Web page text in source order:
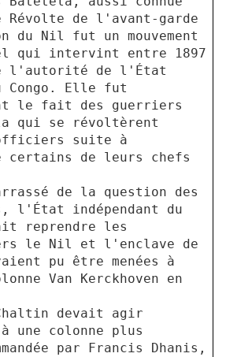
Révolte de l'avant-garde
du Nil fut un mouvement
qui intervint entre 1897
l'autorité de l'État
Congo. Elle fut
le fait des guerriers
qui se révoltèrent
suite à
certains de leurs chefs
de la question des
l'État indépendant du
reprendre les
le Nil et l'enclave de
pu être menées à
Van Kerckhoven en
devait agir
une colonne plus
par Francis Dhanis,